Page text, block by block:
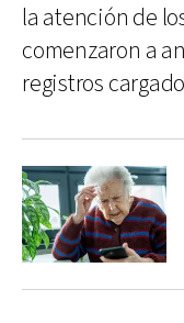
la atención de
comenzaron a
registros